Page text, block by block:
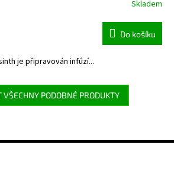
Skladem
Do košíku
je připravován infúzí...
PODOBNÉ PRODUKTY